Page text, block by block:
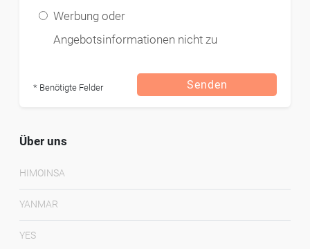
Werbung oder
Angebotsinformationen nicht zu
* Benötigte Felder Senden
Über uns
HIMOINSA
YANMAR
YES